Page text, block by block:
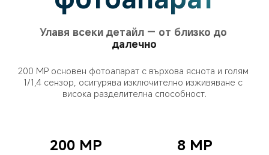
Улавя всеки детайл — от близко до
далечно
200 MP основен фотоапарат с върхова яснота и голям
1/1,4 сензор, осигурява изключително изживяване с
висока разделителна способност.
200 MP 8 MP